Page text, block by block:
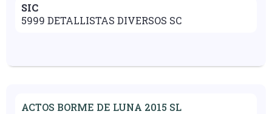
SIC
5999 DETALLISTAS DIVERSOS SC
ACTOS BORME DE LUNA 2015 SL